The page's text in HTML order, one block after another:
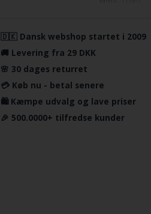
🇩🇰 Dansk webshop startet i 2009
🚚 Levering fra 29 DKK
🌸 30 dages returret
💳 Køb nu - betal senere
🛍️ Kæmpe udvalg og lave priser
🎉 500.0000+ tilfredse kunder